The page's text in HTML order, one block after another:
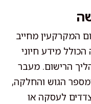
המקרקעין מחייב
מידע חיוני
הרישום. מעבר
הגוש והחלקה,
לעסקה או